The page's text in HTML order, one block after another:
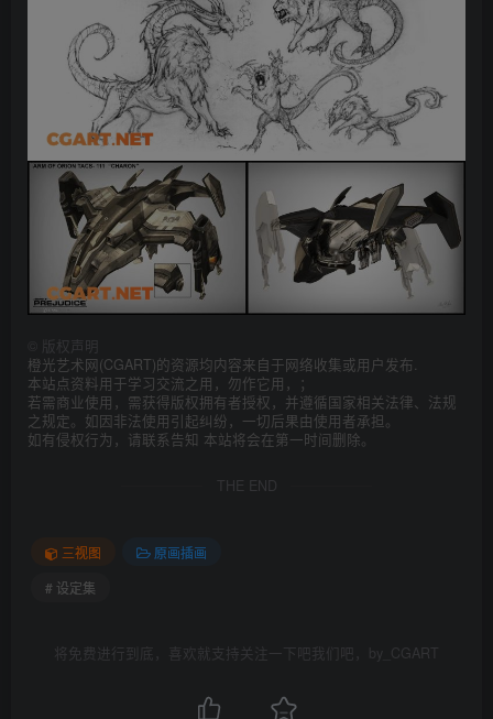
版权声明
橙光艺术网(CGART)的资源均内容来自于网络收集或用户发布.
本站点资料用于学习交流之用，勿作它用，；
若需商业使用，需获得版权拥有者授权，并遵循国家相关法律、法规
之规定。如因非法使用引起纠纷，一切后果由使用者承担。
如有侵权行为，请联系告知 本站将会在第一时间删除。
THE END
三视图
原画插画
# 设定集
将免费进行到底，喜欢就支持关注一下吧我们吧，by_CGART